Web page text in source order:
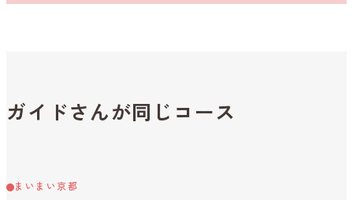
ガイドさんが同じコース
まいまい京都